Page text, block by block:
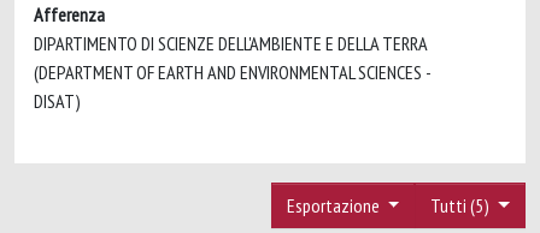
Afferenza
DIPARTIMENTO DI SCIENZE DELL'AMBIENTE E DELLA TERRA
(DEPARTMENT OF EARTH AND ENVIRONMENTAL SCIENCES -
DISAT)
Tutti (5)
Esportazione